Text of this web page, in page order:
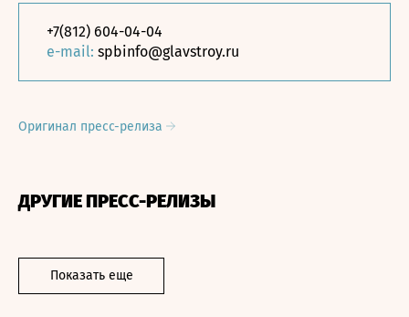
+7(812) 604-04-04
e-mail: spbinfo@glavstroy.ru
Оригинал пресс-релиза
ДРУГИЕ ПРЕСС-РЕЛИЗЫ
Показать еще